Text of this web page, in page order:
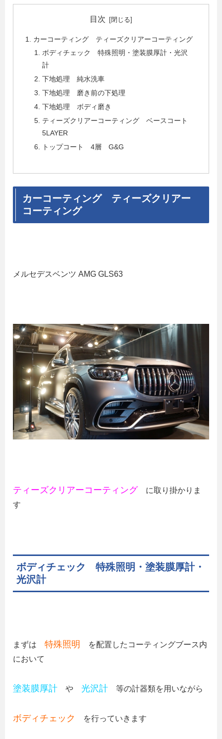
目次
カーコーティング ティーズクリアーコーティング
ボディチェック 特殊照明・塗装膜厚計・光沢
計
下地処理 純水洗車
下地処理 磨き前の下処理
下地処理 ボディ磨き
ティーズクリアーコーティング ベースコート
5LAYER
トップコート 4層 G&G
カーコーティング ティーズクリアー
コーティング
メルセデスベンツ AMG GLS63
ティーズクリアーコーティング に取り掛かりま
す
ボディチェック 特殊照明・塗装膜厚計・
光沢計
まずは 特殊照明
を配置したコーティングブース内
において
塗装膜厚計 や 光沢計 等の計器類を用いながら
ボディチェック を行っていきます